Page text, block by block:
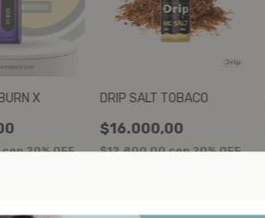
X
con 20% OFF
DRIP SALT TOBACO
$16.000,00
$12.800,00con 20% OFF